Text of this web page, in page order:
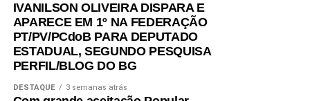
IVANILSON OLIVEIRA DISPARA E
APARECE EM 1º NA FEDERAÇÃO
PT/PV/PCdoB PARA DEPUTADO
ESTADUAL, SEGUNDO PESQUISA
PERFIL/BLOG DO BG
DESTAQUE 3 semanas atrás